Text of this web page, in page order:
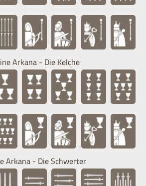
Arkana - Die Kelche
Arkana - Die Schwerter